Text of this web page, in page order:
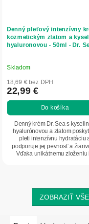
Denný pleťový intenzívny
kozmetickým zlatom a
hyaluronovou - 50ml - Dr.
Skladom
18,69 € bez DPH
22,99 €
Do košíka
Denný krém Dr. Sea s
hyalurónovou a zlatom
pleti intenzívnu hydratáciu
podporuje jej pevnosť a
Vďaka unikátnemu zloženiu
ZOBRAZIŤ